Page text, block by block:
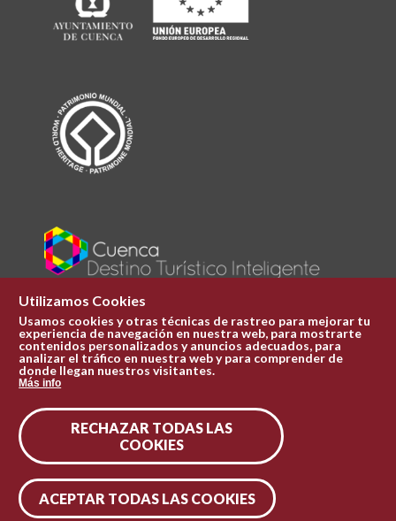
Plaza Mayor 1
969 241 051
ofi.turismo@cuenca.es
Síguenos en las redes
Utilizamos Cookies
Usamos cookies y otras técnicas de rastreo para mejorar tu
experiencia de navegación en nuestra web, para mostrarte
contenidos personalizados y anuncios adecuados, para
analizar el tráfico en nuestra web y para comprender de
donde llegan nuestros visitantes.
Más info
RECHAZAR TODAS LAS
COOKIES
ACEPTAR TODAS LAS COOKIES